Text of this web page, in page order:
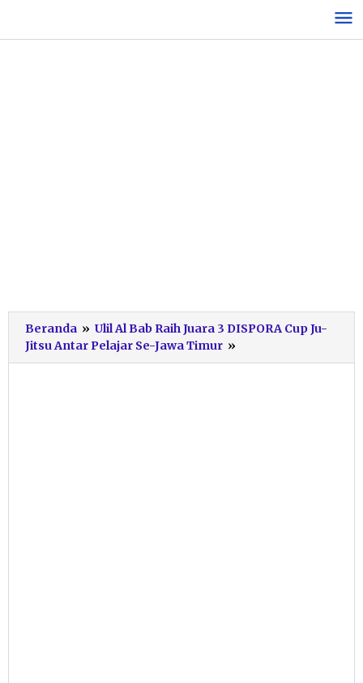
konten
Beranda » Ulil Al Bab Raih Juara 3 DISPORA Cup Ju-
Jitsu Antar Pelajar Se-Jawa Timur »